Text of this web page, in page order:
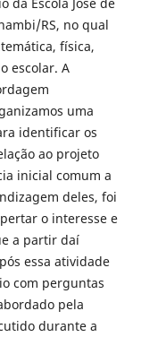
RS, no qual
física,
escolar. A
uma
identificar os
ao projeto
inicial comum a
deles, foi
o interesse e
a partir daí
essa atividade
com perguntas
pela
durante a